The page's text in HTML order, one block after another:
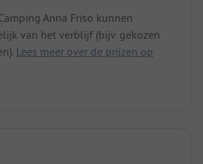
Anna Friso kunnen
van het verblijf (bijv. gekozen
Lees meer over de prijzen op